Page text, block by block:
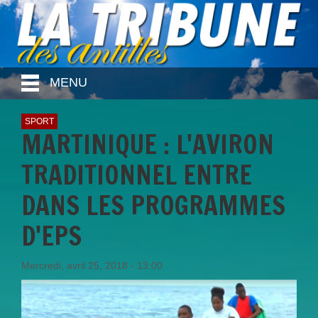
MENU
SPORT
MARTINIQUE : L'AVIRON
TRADITIONNEL ENTRE
DANS LES PROGRAMMES
D'EPS
Mercredi, avril 25, 2018 - 13:00